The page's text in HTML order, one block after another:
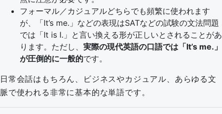
フォーマル／カジュアルどちらでも頻繁に使われます
が、「It’s me.」などの表現はSATなどの試験の文法問題
では「It is I.」と言い換える形が正しいとされることがあ
ります。ただし、 実際の現代英語の口語では「It’s me.」
が圧倒的に一般的です。
日常会話はもちろん、ビジネスやカジュアル、あらゆる文
脈で使われる非常に基本的な単語です。